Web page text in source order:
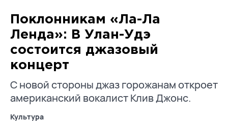
Поклонникам «Ла-Ла
Ленда»: В Улан-Удэ
состоится джазовый
концерт
С новой стороны джаз горожанам откроет
американский вокалист Клив Джонс.
Культура